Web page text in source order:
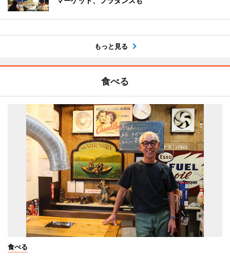
もっと見る
食べる
食べる